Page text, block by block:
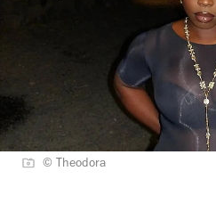
© Theodora